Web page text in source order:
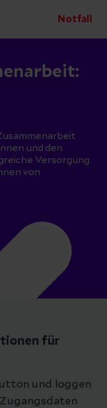
Notfall
und den
Versorgung
von
für
und loggen